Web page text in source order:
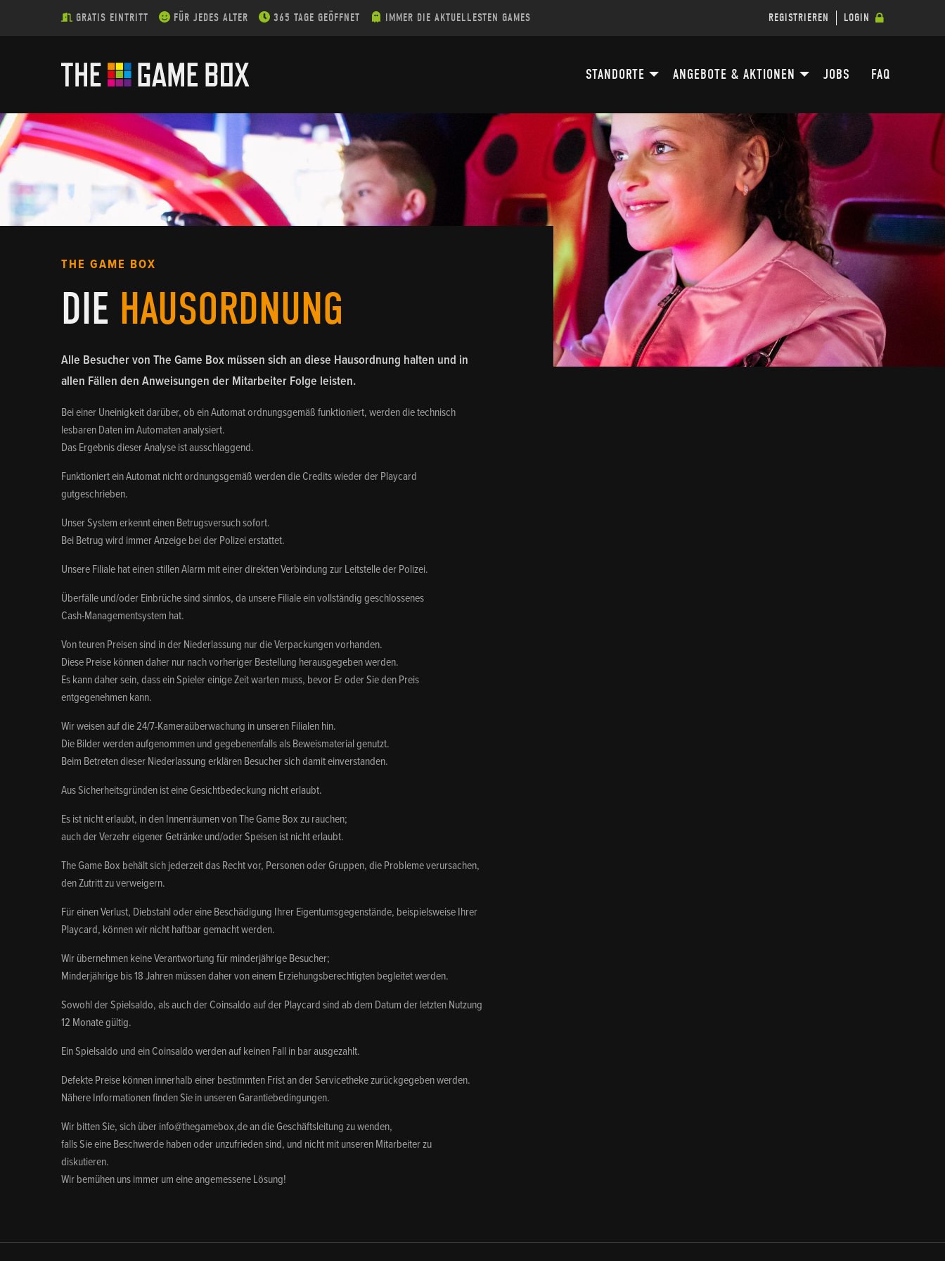
GRATIS EINTRITT FÜR JEDES ALTER 365 TAGE GEÖFFNET IMMER DIE AKTUELLESTEN GAMES REGISTRIEREN LOGIN
STANDORTE ANGEBOTE & AKTIONEN JOBS FAQ
THE GAME BOX
DIE HAUSORDNUNG
Alle Besucher von The Game Box müssen sich an diese Hausordnung halten und in
allen Fällen den Anweisungen der Mitarbeiter Folge leisten.
Bei einer Uneinigkeit darüber, ob ein Automat ordnungsgemäß funktioniert, werden die technisch
lesbaren Daten im Automaten analysiert.
Das Ergebnis dieser Analyse ist ausschlaggend.
Funktioniert ein Automat nicht ordnungsgemäß werden die Credits wieder der Playcard
gutgeschrieben.
Unser System erkennt einen Betrugsversuch sofort.
Bei Betrug wird immer Anzeige bei der Polizei erstattet.
Unsere Filiale hat einen stillen Alarm mit einer direkten Verbindung zur Leitstelle der Polizei.
Überfälle und/oder Einbrüche sind sinnlos, da unsere Filiale ein vollständig geschlossenes
Cash-Managementsystem hat.
Von teuren Preisen sind in der Niederlassung nur die Verpackungen vorhanden.
Diese Preise können daher nur nach vorheriger Bestellung herausgegeben werden.
Es kann daher sein, dass ein Spieler einige Zeit warten muss, bevor Er oder Sie den Preis
entgegenehmen kann.
Wir weisen auf die 24/7-Kameraüberwachung in unseren Filialen hin.
Die Bilder werden aufgenommen und gegebenenfalls als Beweismaterial genutzt.
Beim Betreten dieser Niederlassung erklären Besucher sich damit einverstanden.
Aus Sicherheitsgründen ist eine Gesichtbedeckung nicht erlaubt.
Es ist nicht erlaubt, in den Innenräumen von The Game Box zu rauchen;
auch der Verzehr eigener Getränke und/oder Speisen ist nicht erlaubt.
The Game Box behält sich jederzeit das Recht vor, Personen oder Gruppen, die Probleme verursachen,
den Zutritt zu verweigern.
Für einen Verlust, Diebstahl oder eine Beschädigung Ihrer Eigentumsgegenstände, beispielsweise Ihrer
Playcard, können wir nicht haftbar gemacht werden.
Wir übernehmen keine Verantwortung für minderjährige Besucher;
Minderjährige bis 18 Jahren müssen daher von einem Erziehungsberechtigten begleitet werden.
Sowohl der Spielsaldo, als auch der Coinsaldo auf der Playcard sind ab dem Datum der letzten Nutzung
12 Monate gültig.
Ein Spielsaldo und ein Coinsaldo werden auf keinen Fall in bar ausgezahlt.
Defekte Preise können innerhalb einer bestimmten Frist an der Servicetheke zurückgegeben werden.
Nähere Informationen finden Sie in unseren Garantiebedingungen.
Wir bitten Sie, sich über info@thegamebox,de an die Geschäftsleitung zu wenden,
falls Sie eine Beschwerde haben oder unzufrieden sind, und nicht mit unseren Mitarbeiter zu
diskutieren.
Wir bemühen uns immer um eine angemessene Lösung!